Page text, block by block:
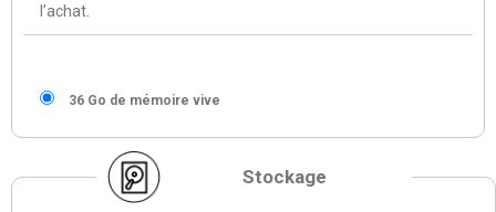
l’achat.
36 Go de mémoire vive
Stockage